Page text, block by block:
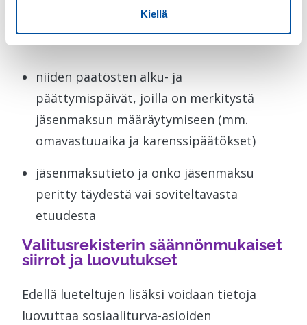
Kiellä
perusteisiin liittyviä tietoja, tällaisia tietoja
ovat:
niiden päätösten alku- ja
päättymispäivät, joilla on merkitystä
jäsenmaksun määräytymiseen (mm.
omavastuuaika ja karenssipäätökset)
jäsenmaksutieto ja onko jäsenmaksu
peritty täydestä vai soviteltavasta
etuudesta
Valitusrekisterin säännönmukaiset
siirrot ja luovutukset
Edellä lueteltujen lisäksi voidaan tietoja
luovuttaa sosiaaliturva-asioiden